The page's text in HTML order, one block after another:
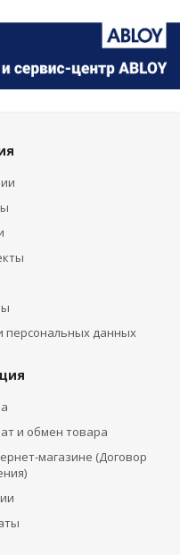
персональных данных
и обмен товара
магазине (Договор